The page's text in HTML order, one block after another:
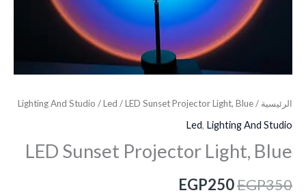
الرئيسية /
Lighting And Studio /Led / LED Sunset Projector Light, Blue
Led, Lighting And Studio
LED Sunset Projector Light, Blue
EGP350
EGP250